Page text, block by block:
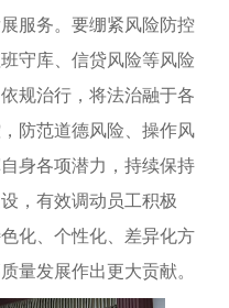
服务。要绷紧风险防控
守库、信贷风险等风险
规治行，将法治融于各
防范道德风险、操作风
身各项潜力，持续保持
，有效调动员工积极
化、个性化、差异化方
量发展作出更大贡献。